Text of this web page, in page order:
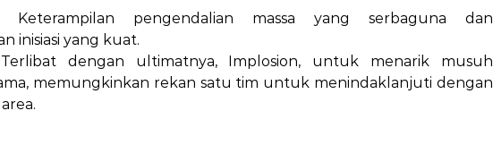
Keterampilan pengendalian massa yang serbaguna dan
inisiasi yang kuat.
dengan ultimatnya, Implosion, untuk menarik musuh
memungkinkan rekan satu tim untuk menindaklanjuti dengan